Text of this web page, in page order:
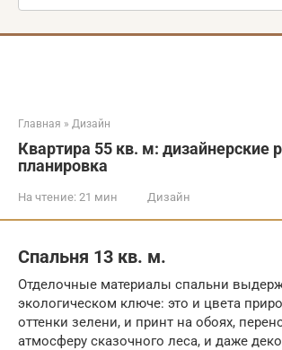
Главная » Дизайн
Квартира 55 кв. м: дизайнерские
планировка
На чтение: 21 мин Дизайн
Спальня 13 кв. м.
Отделочные материалы спальни
экологическом ключе: это и цвета
оттенки зелени, и принт на обоях,
атмосферу сказочного леса, и даже